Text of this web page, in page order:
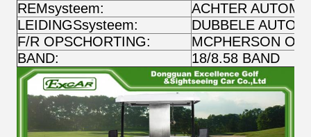
REMsysteem:
ACHTER
LEIDINGSsysteem:
DUBBELE
F/R OPSCHORTING:
MCPHERSON
BAND:
18/8.58 BAND